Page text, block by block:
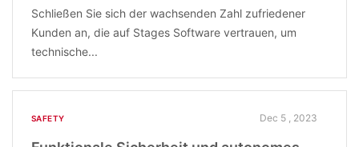
Schließen Sie sich der wachsenden Zahl zufriedener
Kunden an, die auf Stages Software vertrauen, um
technische...
SAFETY Dec 5 , 2023